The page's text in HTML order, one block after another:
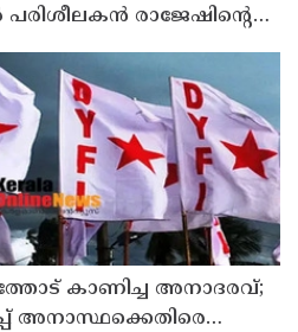
പരിശീലകൻ രാജേഷിൻ്റെ
കാണിച്ച അനാദരവ്;
അനാസ്ഥക്കെതിരെ